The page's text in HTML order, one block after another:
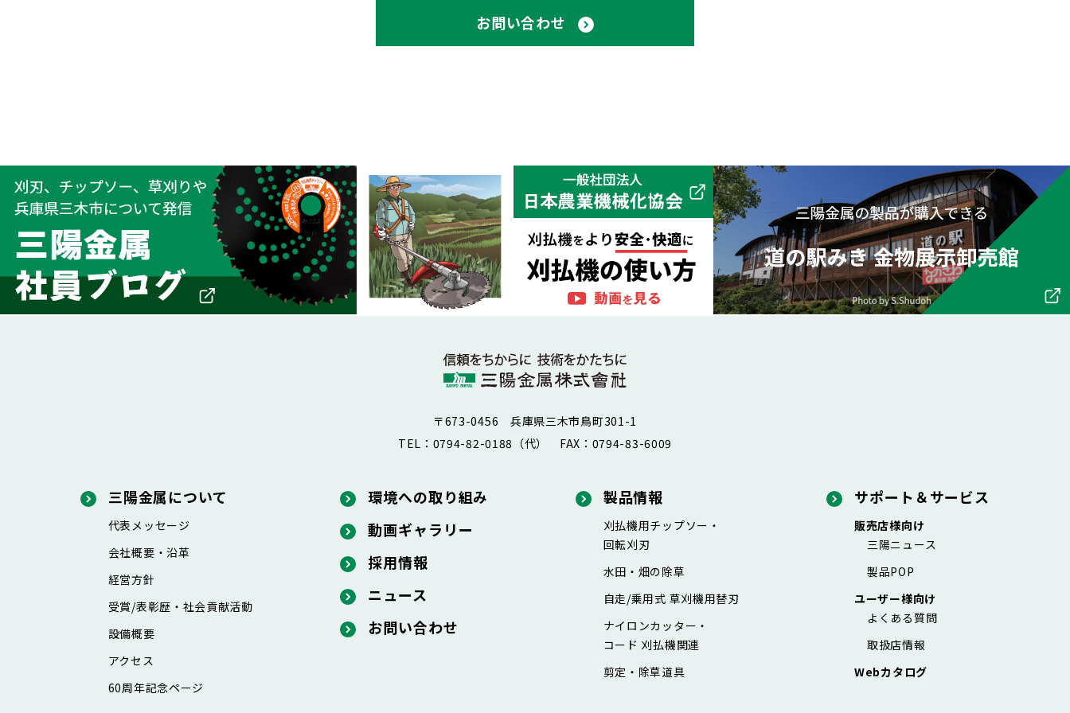
お問い合わせ
〒673-0456 兵庫県三木市鳥町301-1
TEL：0794-82-0188（代） FAX：0794-83-6009
三陽金属について
代表メッセージ
会社概要・沿革
経営方針
受賞/表彰歴・社会貢献活動
設備概要
アクセス
60周年記念ページ
環境への取り組み
動画ギャラリー
採用情報
ニュース
お問い合わせ
製品情報
刈払機用チップソー・
回転刈刃
水田・畑の除草
自走/乗用式 草刈機用替刃
ナイロンカッター・
コード 刈払機関連
剪定・除草道具
サポート＆サービス
販売店様向け
三陽ニュース
製品POP
ユーザー様向け
よくある質問
取扱店情報
Webカタログ